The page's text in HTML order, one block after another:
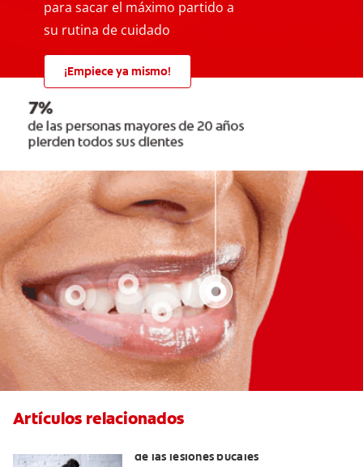
para sacar el máximo partido a
su rutina de cuidado
¡Empiece ya mismo!
Artículos relacionados
de las lesiones bucales